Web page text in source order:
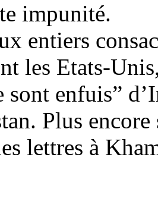
impunité.
entiers
les Etats-
sont enfuis”
Plus
lettres à